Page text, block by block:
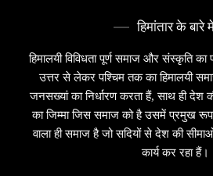
हिमांतार के बारे
हिमालयी विविधता पूर्ण समाज और संस्कृति का
उत्तर से लेकर पश्चिम तक का हिमालयी
जनसख्यां का निर्धारण करता हैं, साथ ही देश
का जिम्मा जिस समाज को है उसमें प्रमुख
वाला ही समाज है जो सदियों से देश की
कार्य कर रहा हैं।